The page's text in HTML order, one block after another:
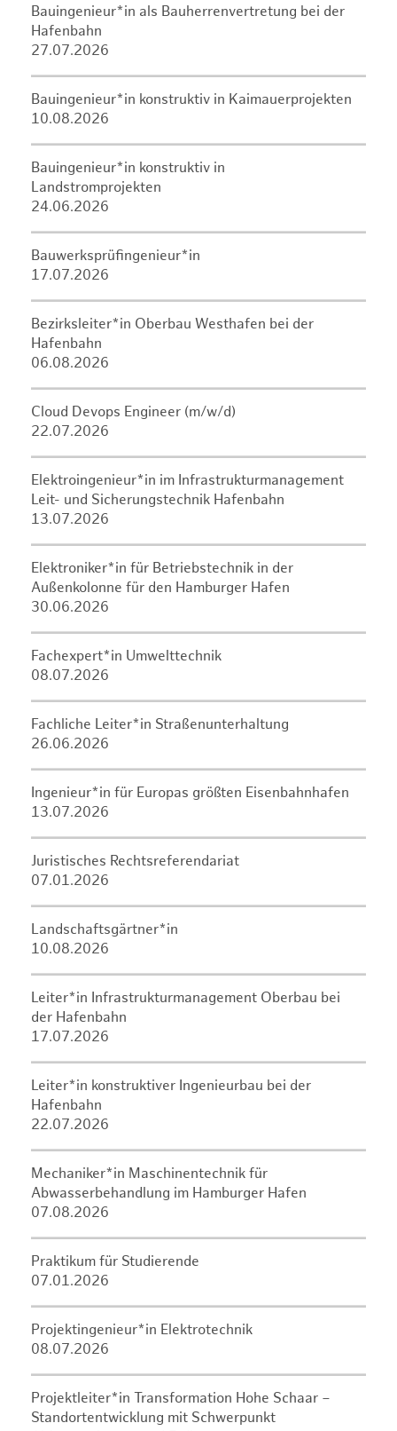
Bauingenieur*in als Bauherrenvertretung bei der
Hafenbahn
27.07.2026
Bauingenieur*in konstruktiv in Kaimauerprojekten
10.08.2026
Bauingenieur*in konstruktiv in
Landstromprojekten
24.06.2026
Bauwerksprüfingenieur*in
17.07.2026
Bezirksleiter*in Oberbau Westhafen bei der
Hafenbahn
06.08.2026
Cloud Devops Engineer (m/w/d)
22.07.2026
Elektroingenieur*in im Infrastrukturmanagement
Leit- und Sicherungstechnik Hafenbahn
13.07.2026
Elektroniker*in für Betriebstechnik in der
Außenkolonne für den Hamburger Hafen
30.06.2026
Fachexpert*in Umwelttechnik
08.07.2026
Fachliche Leiter*in Straßenunterhaltung
26.06.2026
Ingenieur*in für Europas größten Eisenbahnhafen
13.07.2026
Juristisches Rechtsreferendariat
07.01.2026
Landschaftsgärtner*in
10.08.2026
Leiter*in Infrastrukturmanagement Oberbau bei
der Hafenbahn
17.07.2026
Leiter*in konstruktiver Ingenieurbau bei der
Hafenbahn
22.07.2026
Mechaniker*in Maschinentechnik für
Abwasserbehandlung im Hamburger Hafen
07.08.2026
Praktikum für Studierende
07.01.2026
Projektingenieur*in Elektrotechnik
08.07.2026
Projektleiter*in Transformation Hohe Schaar –
Standortentwicklung mit Schwerpunkt